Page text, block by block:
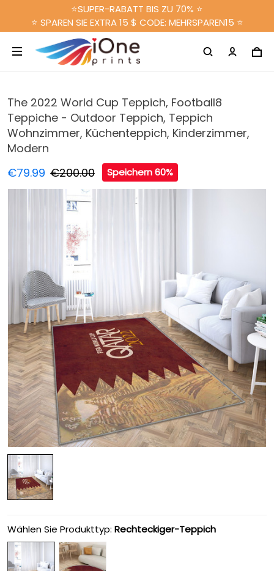
⭐SUPER-RABATT BIS ZU 70% ⭐
⭐ SPAREN SIE EXTRA 15 $ CODE: MEHRSPAREN15 ⭐
The 2022 World Cup Teppich, Football8
Teppiche - Outdoor Teppich, Teppich
Wohnzimmer, Küchenteppich, Kinderzimmer,
Modern
€79.99 €200.00 Speichern 60%
Wählen Sie Produkttyp: Rechteckiger-Teppich